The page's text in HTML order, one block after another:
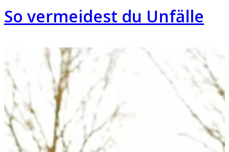
So vermeidest du Unfälle